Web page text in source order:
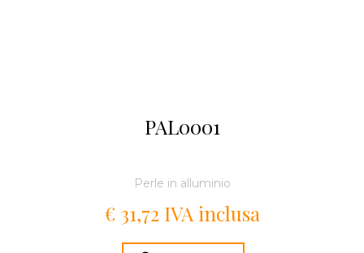
PAL0001
Perle in alluminio
€ 31,72 IVA inclusa